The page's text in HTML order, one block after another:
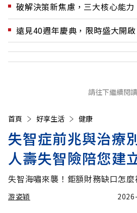
破解決策新焦慮，三大核心能力
遠見40週年慶典，限時盛大開啟
請往下繼續閱讀
首頁 好享生活 健康
失智症前兆與治療
人壽失智險陪您建
失智海嘯來襲！鉅額財務缺口怎麼
游姿穎